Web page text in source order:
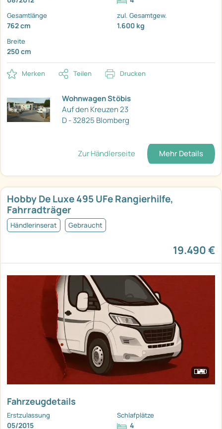
Gesamtlänge
762 cm
zul. Gesamtgew.
1.600 kg
Breite
250 cm
Merken Teilen Drucken
Wohnwagen Stöbis
Auf den Kreuzen 23
D - 32825 Blomberg
Zur Händlerseite Mehr Details
Hobby De Luxe 495 UFe Rangierhilfe,
Fahrradträger
Händlerinserat Gebraucht
19.490 €
Fahrzeugdetails
Erstzulassung
05/2015
Schlafplätze
4